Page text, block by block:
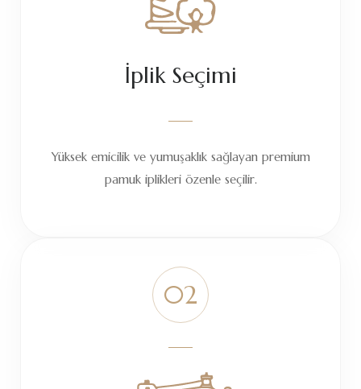
Yüksek emicilik ve yumuşaklık sağlayan premium
02
Dokuma & Dikim